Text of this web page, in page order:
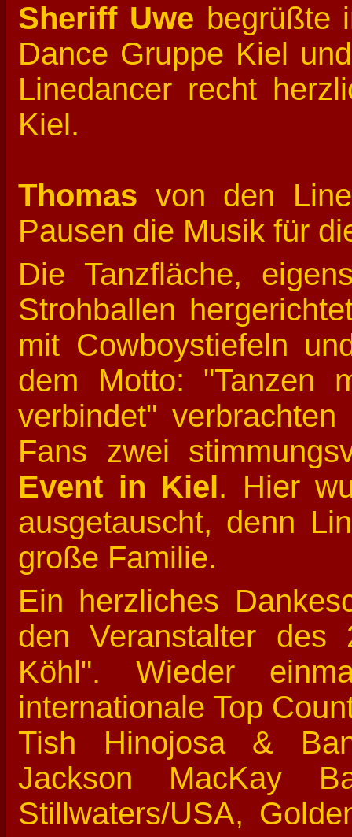
Sheriff Uwe begrüßte
Dance Gruppe Kiel
Linedancer recht
Kiel.
Thomas von den
Pausen die Musik für
Die Tanzfläche,
Strohballen
mit Cowboystiefeln
dem Motto: "Tanzen
verbindet"
Fans zwei
Event in Kiel. Hier
ausgetauscht, denn
große Familie.
Ein herzliches
den Veranstalter des
Köhl". Wieder
internationale Top
Tish Hinojosa &
Jackson MacKay
Stillwaters/USA,